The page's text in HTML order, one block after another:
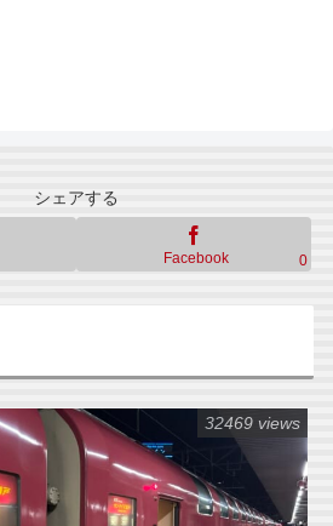
シェアする
Facebook 0
32469 views